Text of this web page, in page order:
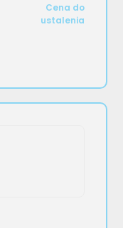
Cena do
ustalenia